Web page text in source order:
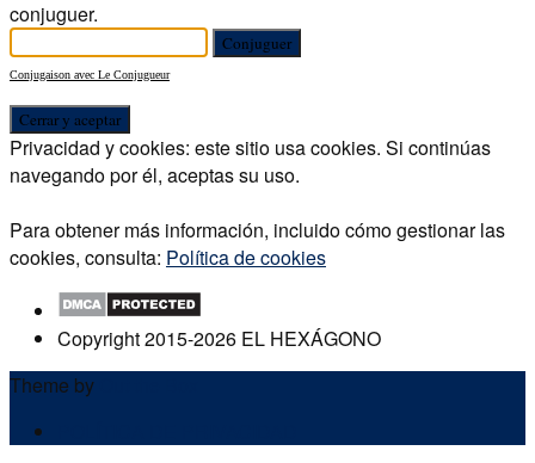
conjuguer.
Conjugaison avec Le Conjugueur
Privacidad y cookies: este sitio usa cookies. Si continúas
navegando por él, aceptas su uso.
Para obtener más información, incluido cómo gestionar las
cookies, consulta: Política de cookies
Copyright 2015-2026 EL HEXÁGONO
Theme by